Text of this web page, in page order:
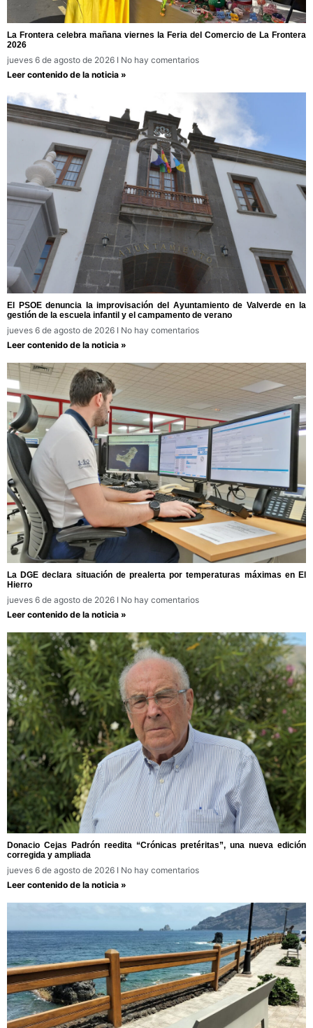
La Frontera celebra mañana viernes la Feria del Comercio de La Frontera
2026
jueves 6 de agosto de 2026
No hay comentarios
Leer contenido de la noticia »
El PSOE denuncia la improvisación del Ayuntamiento de Valverde en la
gestión de la escuela infantil y el campamento de verano
jueves 6 de agosto de 2026
No hay comentarios
Leer contenido de la noticia »
La DGE declara situación de prealerta por temperaturas máximas en El
Hierro
jueves 6 de agosto de 2026
No hay comentarios
Leer contenido de la noticia »
Donacio Cejas Padrón reedita “Crónicas pretéritas”, una nueva edición
corregida y ampliada
jueves 6 de agosto de 2026
No hay comentarios
Leer contenido de la noticia »